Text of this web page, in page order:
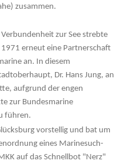
zusammen.
zur See strebte
1971 erneut eine Partnerschaft
an. In diesem
Dr. Hans Jung, an
aufgrund der engen
zur Bundesmarine
führen.
vorstellig und bat um
eines Marinesuch-
auf das Schnellbot "Nerz"